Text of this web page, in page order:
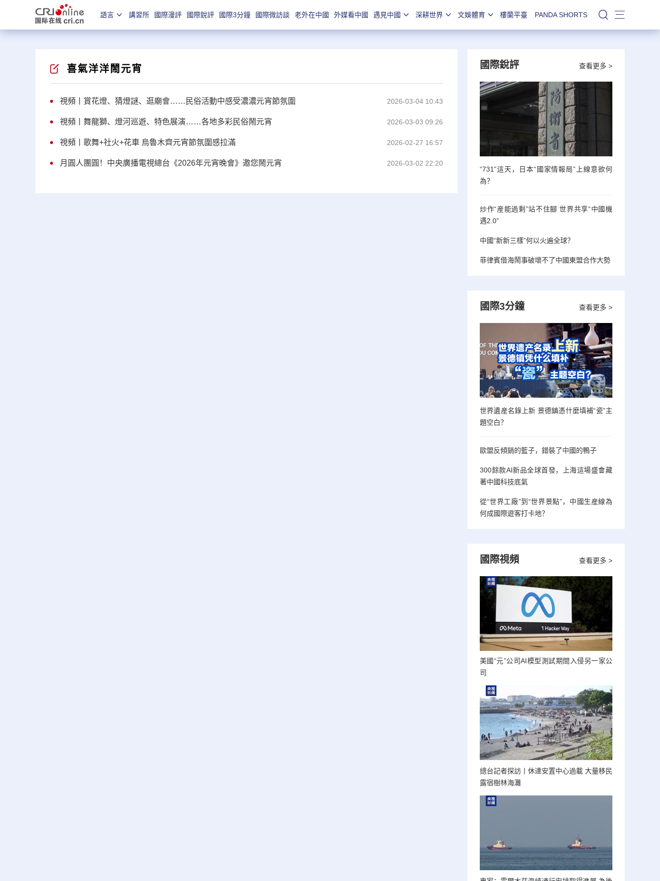
語言 講習所 國際漫評 國際銳評 國際3分鐘 國際微訪談 老外在中國 外媒看中國 遇見中國 深耕世界 文娛體育 樓蘭平臺 PANDA SHORTS 站內搜索
喜氣洋洋鬧元宵
視頻丨賞花燈、猜燈謎、逛廟會……民俗活動中感受濃濃元宵節氛圍 2026-03-04 10:43
視頻丨舞龍獅、燈河巡遊、特色展演……各地多彩民俗鬧元宵 2026-03-03 09:26
視頻丨歌舞+社火+花車 烏魯木齊元宵節氛圍感拉滿 2026-02-27 16:57
月圓人團圓！中央廣播電視總台《2026年元宵晚會》邀您鬧元宵 2026-03-02 22:20
查看更多 >
國際銳評
“731”這天，日本“國家情報局”上線意欲何
為？
炒作“産能過剩”站不住腳 世界共享“中國機
遇2.0”
中國“新新三樣”何以火遍全球？
菲律賓借海鬧事破壞不了中國東盟合作大勢
查看更多 >
國際3分鐘
世界遺産名錄上新 景德鎮憑什麼填補“瓷”主
題空白？
歐盟反傾銷的籃子，錯裝了中國的鴨子
300餘款AI新品全球首發，上海這場盛會藏
著中國科技底氣
從“世界工廠”到“世界景點”，中國生産線為
何成國際遊客打卡地？
查看更多 >
國際視頻
美國“元”公司AI模型測試期間入侵另一家公
司
總台記者探訪丨休達安置中心過載 大量移民
露宿樹林海灘